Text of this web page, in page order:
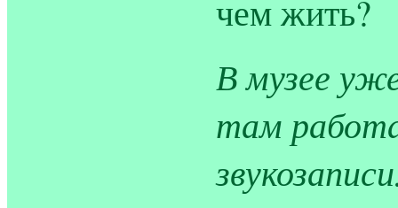
чем жить?
В музее
там